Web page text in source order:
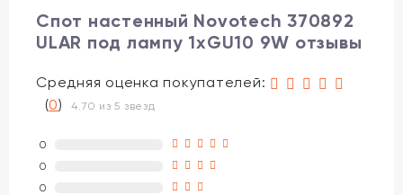
Спот настенный Novotech 370892
ULAR под лампу 1xGU10 9W отзывы
Средняя оценка покупателей:
(0)4.70 из 5 звезд
0
0
0